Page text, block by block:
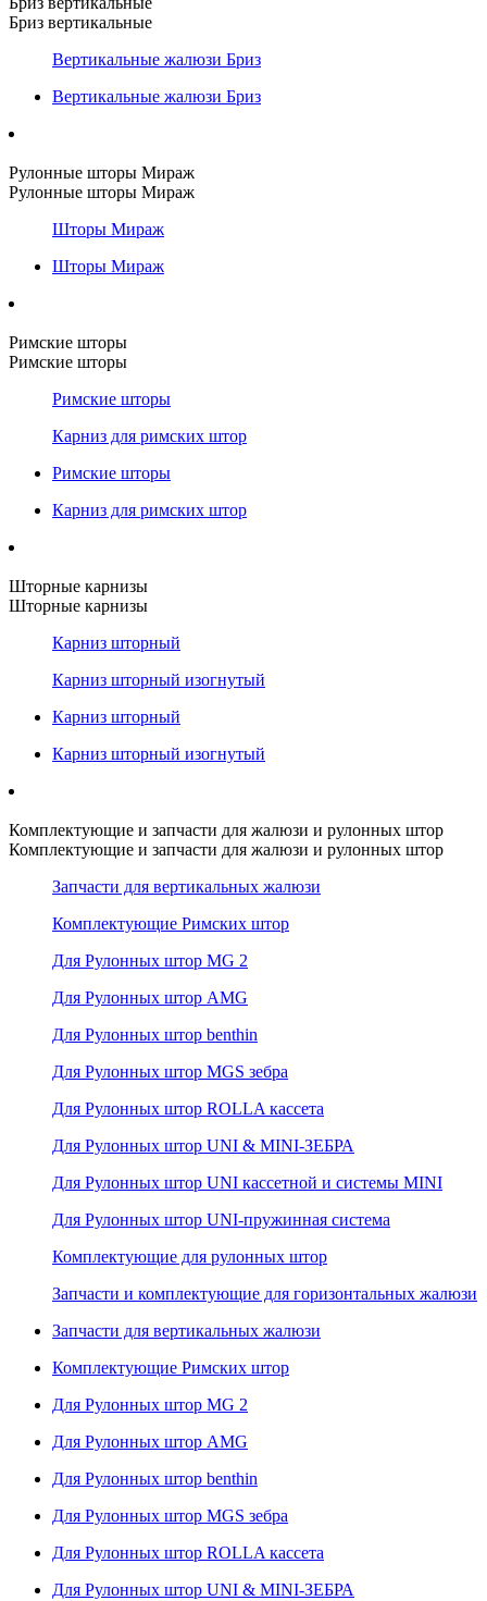
Бриз вертикальные
Вертикальные жалюзи Бриз
Вертикальные жалюзи Бриз
Рулонные шторы Мираж
Рулонные шторы Мираж
Шторы Мираж
Шторы Мираж
Римские шторы
Римские шторы
Римские шторы
Карниз для римских штор
Римские шторы
Карниз для римских штор
Шторные карнизы
Шторные карнизы
Карниз шторный
Карниз шторный изогнутый
Карниз шторный
Карниз шторный изогнутый
Комплектующие и запчасти для жалюзи и рулонных штор
Комплектующие и запчасти для жалюзи и рулонных штор
Запчасти для вертикальных жалюзи
Комплектующие Римских штор
Для Рулонных штор MG 2
Для Рулонных штор AMG
Для Рулонных штор benthin
Для Рулонных штор MGS зебра
Для Рулонных штор ROLLA кассета
Для Рулонных штор UNI & MINI-ЗЕБРА
Для Рулонных штор UNI кассетной и системы MINI
Для Рулонных штор UNI-пружинная система
Комплектующие для рулонных штор
Запчасти и комплектующие для горизонтальных жалюзи
Запчасти для вертикальных жалюзи
Комплектующие Римских штор
Для Рулонных штор MG 2
Для Рулонных штор AMG
Для Рулонных штор benthin
Для Рулонных штор MGS зебра
Для Рулонных штор ROLLA кассета
Для Рулонных штор UNI & MINI-ЗЕБРА